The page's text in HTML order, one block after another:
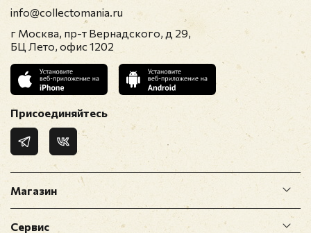
Магазин
Сервис
info@collectomania.ru
г Москва, пр-т Вернадского, д 29,
БЦ Лето, офис 1202
Присоединяйтесь